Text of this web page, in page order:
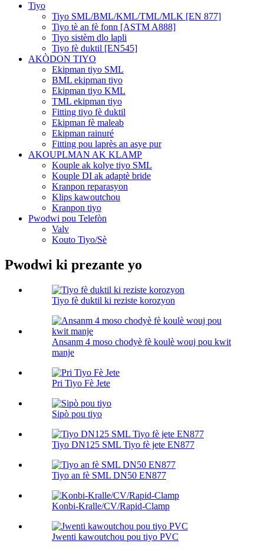
Tiyo
Tiyo SML/BML/KML/TML/MLK [EN 877]
Tiyo tè an fè fonn [ASTM A888]
Tiyo sistèm dlo lapli
Tiyo fè duktil [EN545]
AKÒDON TIYO
Ekipman tiyo SML
BML ekipman tiyo
Ekipman tiyo KML
TML ekipman tiyo
Fitting tiyo fè duktil
Ekipman fè maleab
Ekipman rainuré
Fitting pou laprès an asye pur
AKOUPLMAN AK KLAMP
Kouple ak kolye tiyo SML
Kouple DI ak adaptè bride
Kranpon reparasyon
Klips kawoutchou
Kranpon tiyo
Pwodwi pou Telefòn
Valv
Kouto Tiyo/Sè
Pwodwi ki prezante yo
Tiyo fè duktil ki reziste korozyon
Ansanm 4 moso chodyè fè koulè wouj pou kwit
manje
Pri Tiyo Fè Jete
Sipò pou tiyo
Tiyo DN125 SML Tiyo fè jete EN877
Tiyo an fè SML DN50 EN877
Konbi-Kralle/CV/Rapid-Clamp
Jwenti kawoutchou pou tiyo PVC